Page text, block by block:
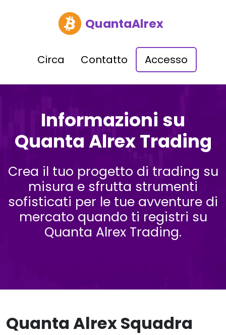
QuantaAlrex
Circa Contatto Accesso
Informazioni su
Quanta Alrex Trading
Crea il tuo progetto di trading su
misura e sfrutta strumenti
sofisticati per le tue avventure di
mercato quando ti registri su
Quanta Alrex Trading.
Quanta Alrex Squadra